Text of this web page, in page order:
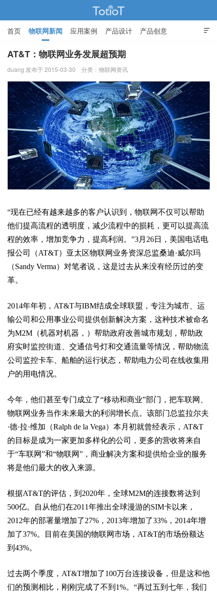
物联网的那些事 - Totiot

首页 物联网新闻 应用案例 产品设计 产品创意
智能家居
AT&T：物联网业务发展超预期
duang 发布于 2015-03-30 分类： 物联网资讯
“现在已经有越来越多的客户认识到，物联网不仅可以帮助
他们提高流程的透明度，减少流程中的损耗，更可以提高流
程的效率，增加竞争力，提高利润。”3月26日，美国电话电
报公司（AT&T）亚太区物联网业务资深总监桑迪·威尔玛
（Sandy Verma）对笔者说，这是过去从来没有经历过的变
革。
2014年年初，AT&T与IBM结成全球联盟，专注为城市、运
输公司和公用事业公司提供创新解决方案，这种技术被命名
为M2M（机器对机器，）帮助政府改善城市规划，帮助政
府实时监控街道、交通信号灯和交通流量等情况，帮助物流
公司监控卡车、船舶的运行状态，帮助电力公司在线收集用
户的用电情况。
今年，他们甚至专门成立了“移动和商业”部门，把车联网、
物联网业务当作未来最大的利润增长点。该部门总监拉尔夫
·德·拉·维加（Ralph de la Vega）本月初就曾经表示，AT&T
的目标是成为一家更加多样化的公司，更多的营收将来自
于“车联网”和“物联网”，商业解决方案和提供给企业的服务
将是他们最大的收入来源。
根据AT&T的评估，到2020年，全球M2M的连接数将达到
500亿。自从他们在2011年推出全球漫游的SIM卡以来，
2012年的部署量增加了27%，2013年增加了33%，2014年增
加了37%。目前在美国的物联网市场，AT&T的市场份额达
到43%。
过去两个季度，AT&T增加了100万台连接设备，但是这和他
们的预测相比，刚刚完成了不到1%。“再过五到七年，我们